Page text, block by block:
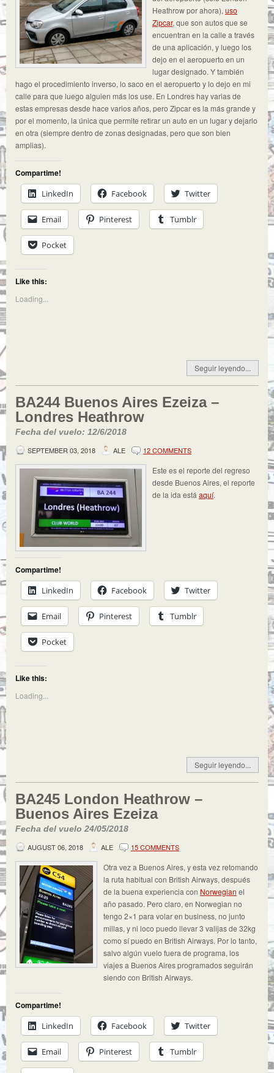
Heathrow por ahora), uso
Zipcar, que son autos que se
encuentran en la calle a través
de una aplicación, y luego los
dejo en el aeropuerto en un
lugar designado. Y también
hago el procedimiento inverso, lo saco en el aeropuerto y lo dejo en mi
calle para que luego alguien más los use. En Londres hay varias de
estas empresas desde hace varios años, pero Zipcar es la más grande y
por el momento, la única que permite retirar un auto en un lugar y dejarlo
en otra (siempre dentro de zonas designadas, pero que son bien
amplias).
Compartime!
LinkedIn
Facebook Twitter
Email Pinterest Tumblr
Pocket
Like this:
Loading...
Seguir leyendo...
BA244 Buenos Aires Ezeiza –
Londres Heathrow
Fecha del vuelo: 12/6/2018
SEPTEMBER 03, 2018
ALE 12 COMMENTS
Este es el reporte del regreso
desde Buenos Aires, el reporte
de la ida está aquí.
Compartime!
LinkedIn
Facebook Twitter
Email Pinterest Tumblr
Pocket
Like this:
Loading...
Seguir leyendo...
BA245 London Heathrow –
Buenos Aires Ezeiza
Fecha del vuelo 24/05/2018
AUGUST 06, 2018
ALE 15 COMMENTS
Otra vez a Buenos Aires, y esta vez retomando
la ruta habitual con British Airways, después
de la buena experiencia con Norwegian el
año pasado. Pero claro, en Norwegian no
tengo 2×1 para volar en business, no junto
millas, y ni loco puedo llevar 3 valijas de 32kg
como sí puedo en British Airways. Por lo tanto,
salvo algún vuelo fuera de programa, los
viajes a Buenos Aires programados seguirán
siendo con British Airways.
Compartime!
LinkedIn
Facebook Twitter
Email Pinterest Tumblr